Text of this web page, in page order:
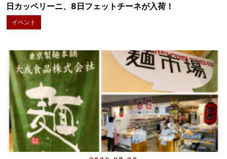
日カッペリーニ、8日フェットチーネが入荷！
イベント